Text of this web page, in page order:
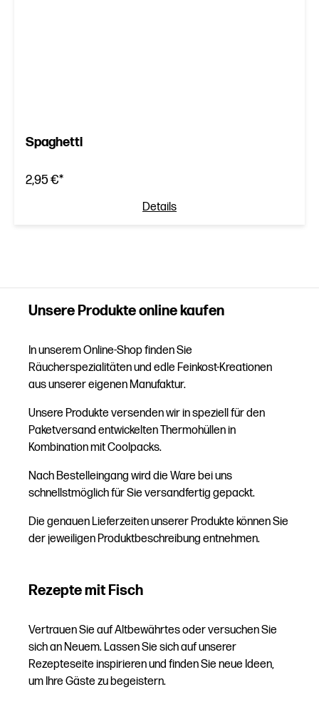
Spaghetti
2,95 €*
Details
Unsere Produkte online kaufen
In unserem Online-Shop finden Sie
Räucherspezialitäten und edle Feinkost-Kreationen
aus unserer eigenen Manufaktur.
Unsere Produkte versenden wir in speziell für den
Paketversand entwickelten Thermohüllen in
Kombination mit Coolpacks.
Nach Bestelleingang wird die Ware bei uns
schnellstmöglich für Sie versandfertig gepackt.
Die genauen Lieferzeiten unserer Produkte können Sie
der jeweiligen Produktbeschreibung entnehmen.
Rezepte mit Fisch
Vertrauen Sie auf Altbewährtes oder versuchen Sie
sich an Neuem. Lassen Sie sich auf unserer
Rezepteseite inspirieren und finden Sie neue Ideen,
um Ihre Gäste zu begeistern.